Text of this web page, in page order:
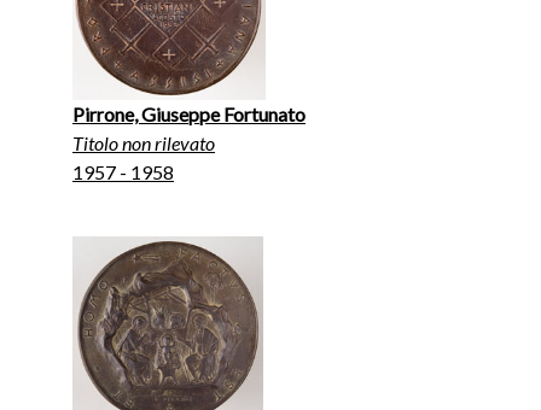
Pirrone, Giuseppe Fortunato
Titolo non rilevato
1957 - 1958